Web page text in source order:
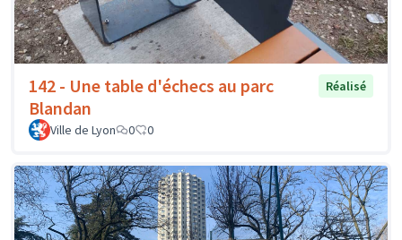
142 - Une table d'échecs au parc
Blandan
Réalisé
Ville de Lyon 0 0